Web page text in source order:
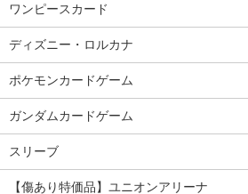
ワンピースカード
ディズニー・ロルカナ
ポケモンカードゲーム
ガンダムカードゲーム
スリーブ
【傷あり特価品】ユニオンアリーナ